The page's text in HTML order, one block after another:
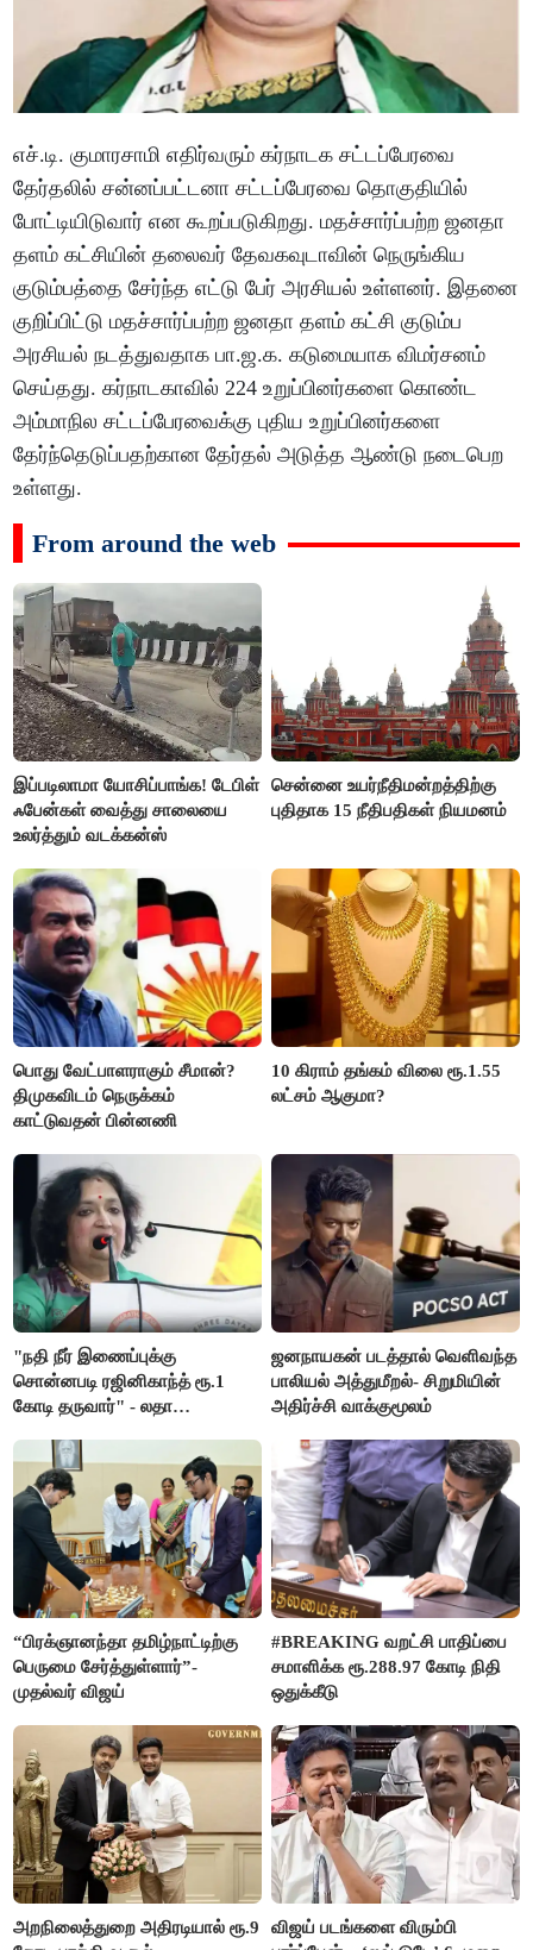
எச்.டி. குமாரசாமி எதிர்வரும் கர்நாடக சட்டப்பேரவை
தேர்தலில் சன்னப்பட்டனா சட்டப்பேரவை தொகுதியில்
போட்டியிடுவார் என கூறப்படுகிறது. மதச்சார்ப்பற்ற ஜனதா
தளம் கட்சியின் தலைவர் தேவகவுடாவின் நெருங்கிய
குடும்பத்தை சேர்ந்த எட்டு பேர் அரசியல் உள்ளனர். இதனை
குறிப்பிட்டு மதச்சார்ப்பற்ற ஜனதா தளம் கட்சி குடும்ப
அரசியல் நடத்துவதாக பா.ஜ.க. கடுமையாக விமர்சனம்
செய்தது. கர்நாடகாவில் 224 உறுப்பினர்களை கொண்ட
அம்மாநில சட்டப்பேரவைக்கு புதிய உறுப்பினர்களை
தேர்ந்தெடுப்பதற்கான தேர்தல் அடுத்த ஆண்டு நடைபெற
உள்ளது.
From around the web
இப்படிலாமா யோசிப்பாங்க! டேபிள்
ஃபேன்கள் வைத்து சாலையை
உலர்த்தும் வடக்கன்ஸ்
சென்னை உயர்நீதிமன்றத்திற்கு
புதிதாக 15 நீதிபதிகள் நியமனம்
பொது வேட்பாளராகும் சீமான்?
திமுகவிடம் நெருக்கம்
காட்டுவதன் பின்னணி
10 கிராம் தங்கம் விலை ரூ.1.55
லட்சம் ஆகுமா?
"நதி நீர் இணைப்புக்கு
சொன்னபடி ரஜினிகாந்த் ரூ.1
கோடி தருவார்" - லதா
ஜனநாயகன் படத்தால் வெளிவந்த
பாலியல் அத்துமீறல்- சிறுமியின்
அதிர்ச்சி வாக்குமூலம்
“பிரக்ஞானந்தா தமிழ்நாட்டிற்கு
பெருமை சேர்த்துள்ளார்”-
முதல்வர் விஜய்
#BREAKING வறட்சி பாதிப்பை
சமாளிக்க ரூ.288.97 கோடி நிதி
ஒதுக்கீடு
அறநிலைத்துறை அதிரடியால் ரூ.9
விஜய் படங்களை விரும்பி